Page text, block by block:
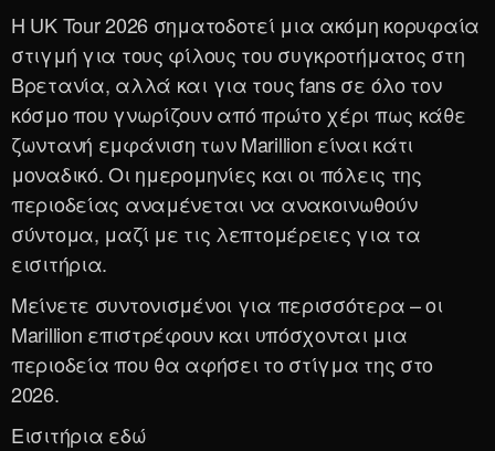
Η UK Tour 2026 σηματοδοτεί μια ακόμη κορυφαία
στιγμή για τους φίλους του συγκροτήματος στη
Βρετανία, αλλά και για τους fans σε όλο τον
κόσμο που γνωρίζουν από πρώτο χέρι πως κάθε
ζωντανή εμφάνιση των Marillion είναι κάτι
μοναδικό. Οι ημερομηνίες και οι πόλεις της
περιοδείας αναμένεται να ανακοινωθούν
σύντομα, μαζί με τις λεπτομέρειες για τα
εισιτήρια.
Μείνετε συντονισμένοι για περισσότερα – οι
Marillion επιστρέφουν και υπόσχονται μια
περιοδεία που θα αφήσει το στίγμα της στο
2026.
Εισιτήρια εδώ